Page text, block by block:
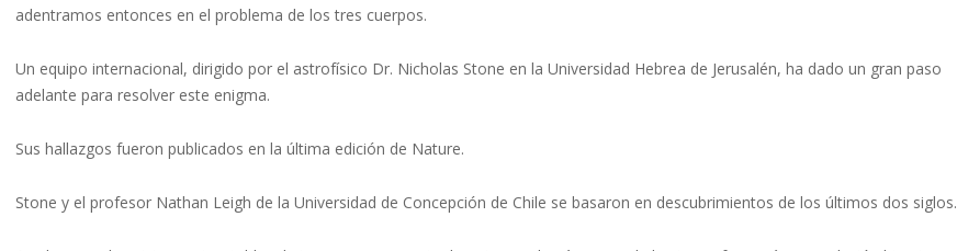
adentramos entonces en el problema de los tres cuerpos.
Un equipo internacional, dirigido por el astrofísico Dr. Nicholas Stone en la Universidad Hebrea de Jerusalén, ha dado un gran paso
adelante para resolver este enigma.
Sus hallazgos fueron publicados en la última edición de Nature.
Stone y el profesor Nathan Leigh de la Universidad de Concepción de Chile se basaron en descubrimientos de los últimos dos siglos.